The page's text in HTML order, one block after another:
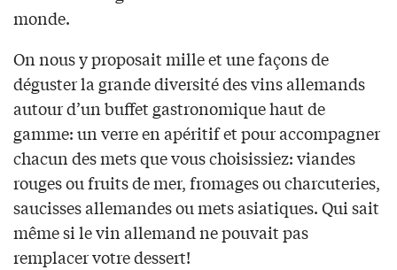
monde.
On nous y proposait mille et une façons de
déguster la grande diversité des vins allemands
autour d’un buffet gastronomique haut de
gamme: un verre en apéritif et pour accompagner
chacun des mets que vous choisissiez: viandes
rouges ou fruits de mer, fromages ou charcuteries,
saucisses allemandes ou mets asiatiques. Qui sait
même si le vin allemand ne pouvait pas
remplacer votre dessert!